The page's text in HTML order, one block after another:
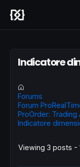
Indicatore
Forums
Forum
ProOrder:
Indicatore
Viewing 3 posts -